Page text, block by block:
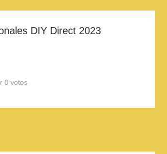
DIY Direct 2023
0 votos